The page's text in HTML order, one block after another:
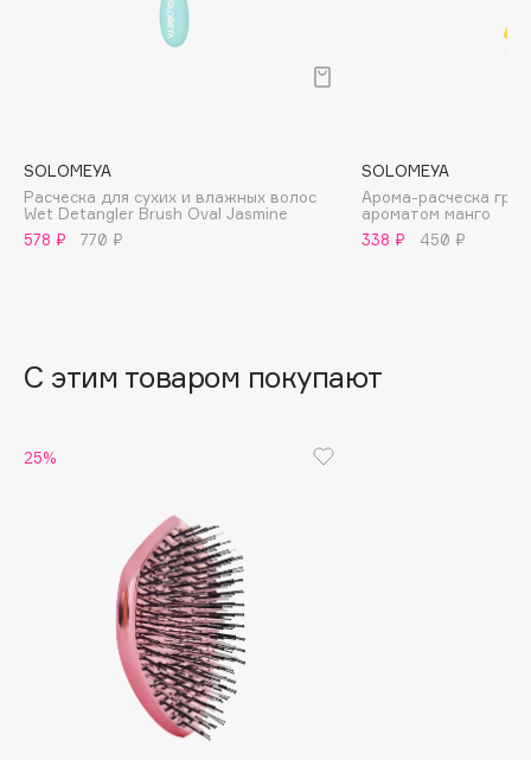
Banderas
Basicare
Batiste
beautyblender
Boadicea The Victorious
SOLOMEYA
Расческа для сухих и влажных волос
Wet Detangler Brush Oval Jasmine
578 ₽
770 ₽
SOLOMEYA
Арома-расческа
ароматом манго
338 ₽
450 ₽
С этим товаром покупают
25%